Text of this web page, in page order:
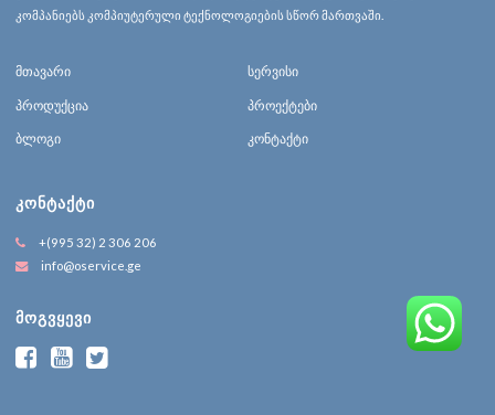
კომპანიებს კომპიუტერული ტექნოლოგიების სწორ მართვაში.
მთავარი სერვისი
პროდუქცია პროექტები
ბლოგი კონტაქტი
ᲙᲝᲜᲢᲐᲥᲢᲘ
+(995 32) 2 306 206
info@oservice.ge
ᲛᲝᲒᲕᲧᲔᲕᲘ